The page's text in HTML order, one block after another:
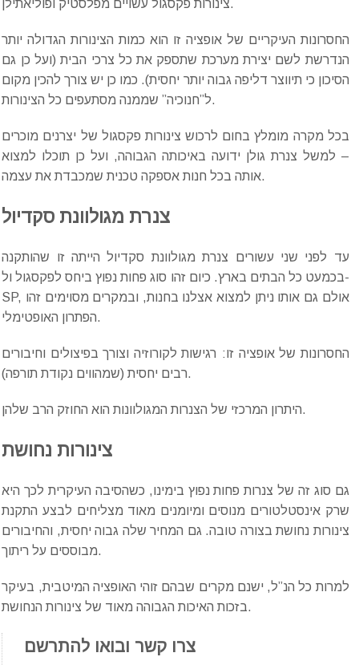
צינורות פקסגול עשויים מפלסטיק ופוליאתילן.
החסרונות העיקריים של אופציה זו הוא כמות הצינורות הגדולה יותר
הנדרשת לשם יצירת מערכת שתספק את כל צרכי הבית (ועל כן גם
הסיכון כי תיווצר דליפה גבוה יותר יחסית). כמו כן יש צורך להכין מקום
ל”חנוכיה” שממנה מסתעפים כל הצינורות.
בכל מקרה מומלץ בחום לרכוש צינורות פקסגול של יצרנים מוכרים
– למשל צנרת גולן ידועה באיכותה הגבוהה, ועל כן תוכלו למצוא
אותה בכל חנות אספקה טכנית שמכבדת את עצמה.
צנרת מגולוונת סקדיול
עד לפני שני עשורים צנרת מגולוונת סקדיול הייתה זו שהותקנה
בכמעט כל הבתים בארץ. כיום זהו סוג פחות נפוץ ביחס לפקסגול ול-
SP, אולם גם אותו ניתן למצוא אצלנו בחנות, ובמקרים מסוימים זהו
הפתרון האופטימלי.
החסרונות של אופציה זו: רגישות לקורוזיה וצורך בפיצולים וחיבורים
רבים יחסית (שמהווים נקודת תורפה).
היתרון המרכזי של הצנרות המגולוונות הוא החוזק הרב שלהן.
צינורות נחושת
גם סוג זה של צנרות פחות נפוץ בימינו, כשהסיבה העיקרית לכך היא
שרק אינסטלטורים מנוסים ומיומנים מאוד מצליחים לבצע התקנת
צינורות נחושת בצורה טובה. גם המחיר שלה גבוה יחסית, והחיבורים
מבוססים על ריתוך.
למרות כל הנ”ל, ישנם מקרים שבהם זוהי האופציה המיטבית, בעיקר
בזכות האיכות הגבוהה מאוד של צינורות הנחושת.
צרו קשר ובואו להתרשם